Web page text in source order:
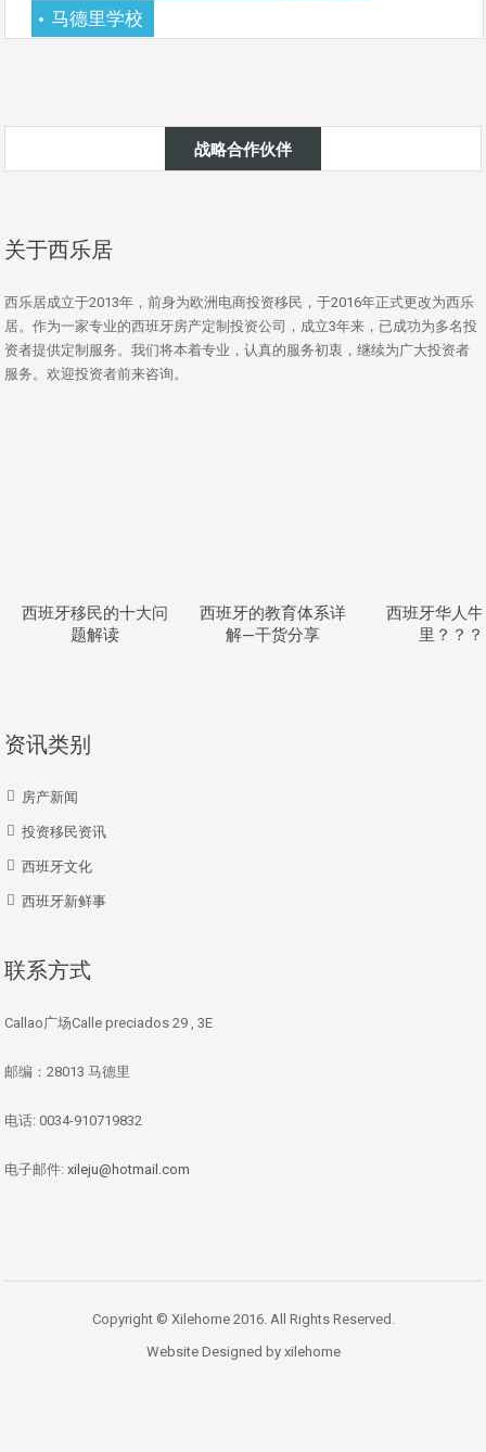
马德里学校
战略合作伙伴
关于西乐居
西乐居成立于2013年，前身为欧洲电商投资移民，于2016年正式更改为西乐
居。作为一家专业的西班牙房产定制投资公司，成立3年来，已成功为多名投
资者提供定制服务。我们将本着专业，认真的服务初衷，继续为广大投资者
服务。欢迎投资者前来咨询。
西班牙移民的十大问
题解读
西班牙的教育体系详
解—干货分享
西班牙华人
里？？？
资讯类别
房产新闻
投资移民资讯
西班牙文化
西班牙新鲜事
联系方式
Callao广场Calle preciados 29 , 3E
邮编：28013 马德里
电话: 0034-910719832
电子邮件: xileju@hotmail.com
Copyright © Xilehome 2016. All Rights Reserved.
Website Designed by xilehome